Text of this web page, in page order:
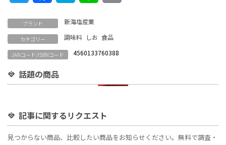
ブランド 新海塩産業
カテゴリー 調味料 しお 食品
JANコード/ISBNコード 4560133760388
話題の商品
記事に関するリクエスト
見つからない商品、比較したい商品をお知らせください。無料で調査・